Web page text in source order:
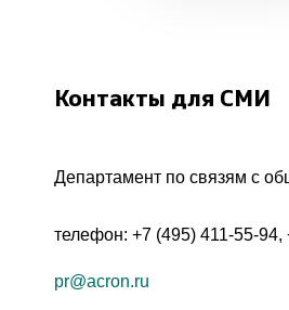
Контакты для СМИ
Департамент по связям с
телефон: +7 (495) 411-55-94,
pr@acron.ru